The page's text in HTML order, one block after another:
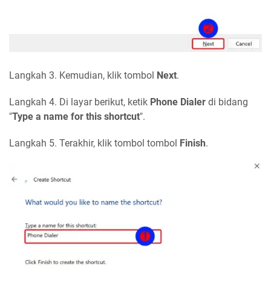
Langkah 3. Kemudian, klik tombol Next.
Langkah 4. Di layar berikut, ketik Phone Dialer di bidang
"Type a name for this shortcut".
Langkah 5. Terakhir, klik tombol tombol Finish.